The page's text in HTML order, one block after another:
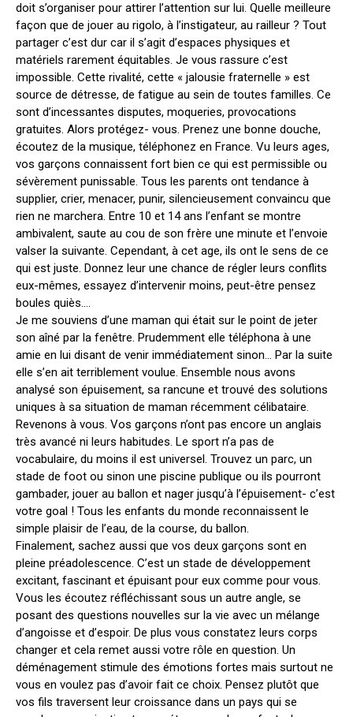
doit s’organiser pour attirer l’attention sur lui. Quelle meilleure
façon que de jouer au rigolo, à l’instigateur, au railleur ? Tout
partager c’est dur car il s’agit d’espaces physiques et
matériels rarement équitables. Je vous rassure c’est
impossible. Cette rivalité, cette « jalousie fraternelle » est
source de détresse, de fatigue au sein de toutes familles. Ce
sont d’incessantes disputes, moqueries, provocations
gratuites. Alors protégez- vous. Prenez une bonne douche,
écoutez de la musique, téléphonez en France. Vu leurs ages,
vos garçons connaissent fort bien ce qui est permissible ou
sévèrement punissable. Tous les parents ont tendance à
supplier, crier, menacer, punir, silencieusement convaincu que
rien ne marchera. Entre 10 et 14 ans l’enfant se montre
ambivalent, saute au cou de son frère une minute et l’envoie
valser la suivante. Cependant, à cet age, ils ont le sens de ce
qui est juste. Donnez leur une chance de régler leurs conflits
eux-mêmes, essayez d’intervenir moins, peut-être pensez
boules quiès….
Je me souviens d’une maman qui était sur le point de jeter
son aîné par la fenêtre. Prudemment elle téléphona à une
amie en lui disant de venir immédiatement sinon… Par la suite
elle s’en ait terriblement voulue. Ensemble nous avons
analysé son épuisement, sa rancune et trouvé des solutions
uniques à sa situation de maman récemment célibataire.
Revenons à vous. Vos garçons n’ont pas encore un anglais
très avancé ni leurs habitudes. Le sport n’a pas de
vocabulaire, du moins il est universel. Trouvez un parc, un
stade de foot ou sinon une piscine publique ou ils pourront
gambader, jouer au ballon et nager jusqu’à l’épuisement- c’est
votre goal ! Tous les enfants du monde reconnaissent le
simple plaisir de l’eau, de la course, du ballon.
Finalement, sachez aussi que vos deux garçons sont en
pleine préadolescence. C’est un stade de développement
excitant, fascinant et épuisant pour eux comme pour vous.
Vous les écoutez réfléchissant sous un autre angle, se
posant des questions nouvelles sur la vie avec un mélange
d’angoisse et d’espoir. De plus vous constatez leurs corps
changer et cela remet aussi votre rôle en question. Un
déménagement stimule des émotions fortes mais surtout ne
vous en voulez pas d’avoir fait ce choix. Pensez plutôt que
vos fils traversent leur croissance dans un pays qui se